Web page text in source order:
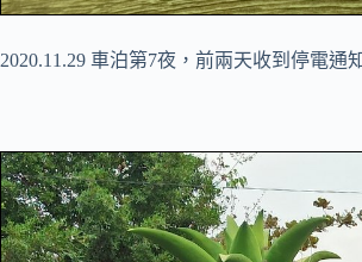
2020.11.29 車泊第7夜，前兩天收到停電